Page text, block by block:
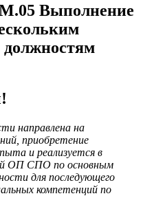
Выполнение
должностям
направлена на
приобретение
и реализуется в
ОП СПО по основным
для последующего
компетенций по